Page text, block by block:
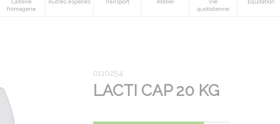
fromagerie
quotidienne
0110254
LACTI CAP 20 KG